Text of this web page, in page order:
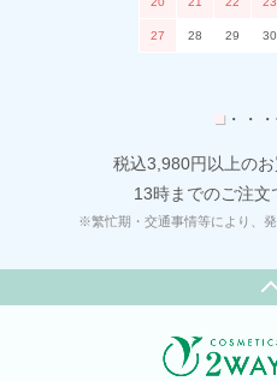
27 28 29 30
■ ・・
税込3,980円以上のお
13時までのご注文
※繁忙期・交通事情等により、